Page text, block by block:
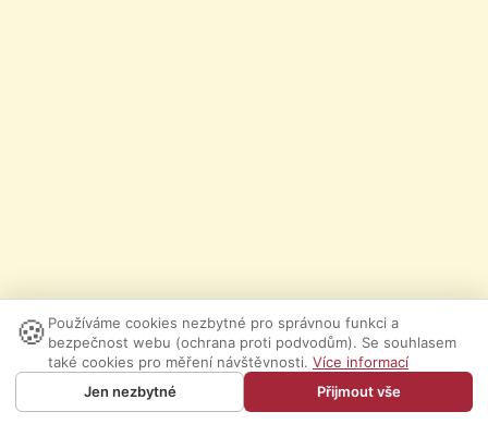
🍪 Používáme cookies nezbytné pro správnou funkci a
bezpečnost webu (ochrana proti podvodům). Se souhlasem
také cookies pro měření návštěvnosti. Více informací
Jen nezbytné
Přijmout vše